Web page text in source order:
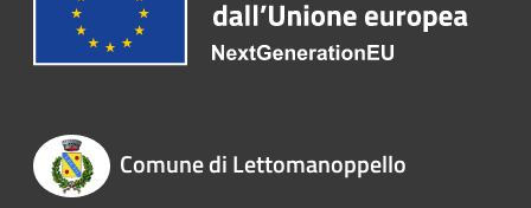
Comune di Lettomanoppello